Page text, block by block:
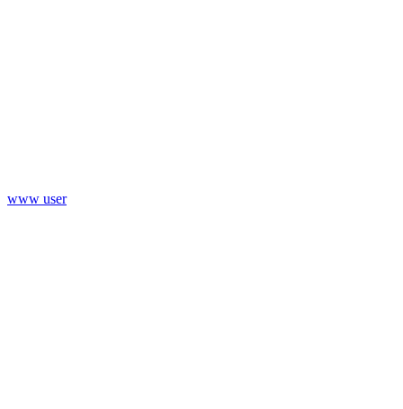
www user